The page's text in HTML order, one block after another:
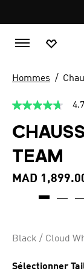
Hommes
4.7
sur
5,
valeur
note
moyenne.
sur
page.
4.7
TEAM
MAD
Black / Cloud
Sélectionner